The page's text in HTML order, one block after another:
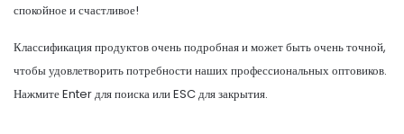
спокойное и счастливое!
Классификация продуктов очень подробная и может быть очень точной,
чтобы удовлетворить потребности наших профессиональных оптовиков.
Нажмите Enter для поиска или ESC для закрытия.